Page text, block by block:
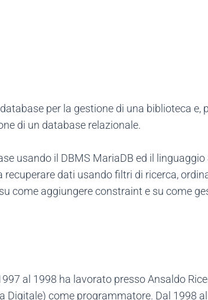
per la gestione di una biblioteca e,
di un database relazionale.
usando il DBMS MariaDB ed il linguaggio
dati usando filtri di ricerca,
come aggiungere constraint e su come
al 1998 ha lavorato presso Ansaldo
Digitale) come programmatore. Dal 1998